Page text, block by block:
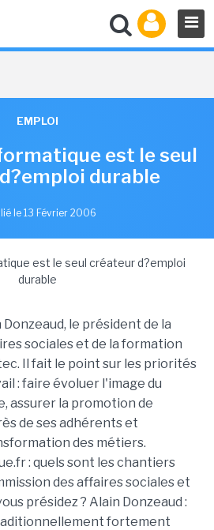
EMPLOI
est le seul
durable
le 13 Février 2006
le président de la
sociales et de la formation
Il fait le point sur les priorités
: faire évoluer l'image du
assurer la promotion de
de ses adhérents et
des métiers.
: quels sont les chantiers
des affaires sociales et
présidez ? Alain Donzeaud :
fortement